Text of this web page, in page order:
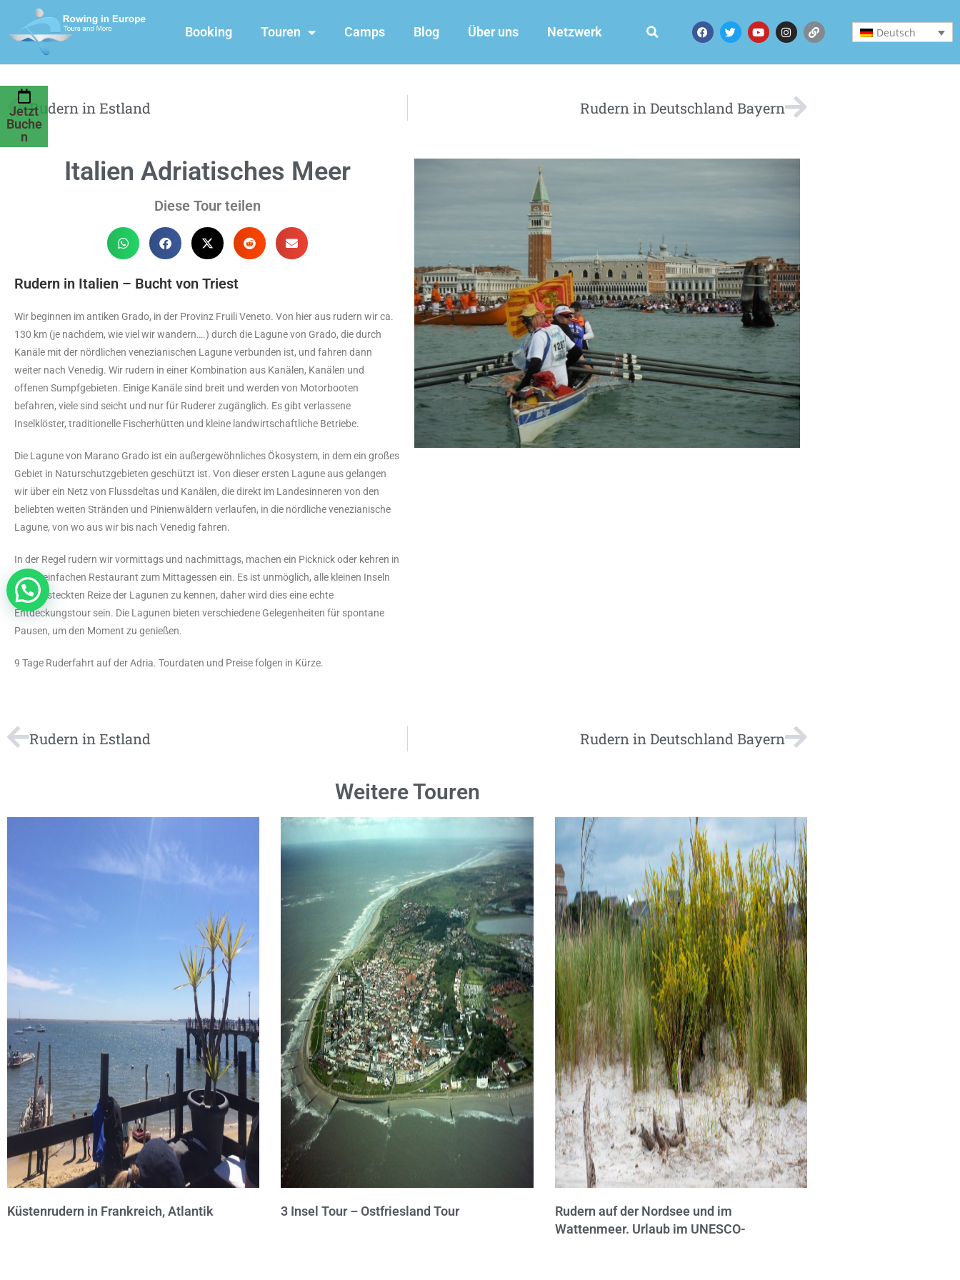
Booking Touren Camps Blog Über uns Netzwerk Deutsch
Jetzt
Buche
n
Rudern in Estland Rudern in Deutschland Bayern
Italien Adriatisches Meer
Diese Tour teilen
Rudern in Italien – Bucht von Triest
Wir beginnen im antiken Grado, in der Provinz Fruili Veneto. Von hier aus rudern wir ca.
130 km (je nachdem, wie viel wir wandern….) durch die Lagune von Grado, die durch
Kanäle mit der nördlichen venezianischen Lagune verbunden ist, und fahren dann
weiter nach Venedig. Wir rudern in einer Kombination aus Kanälen, Kanälen und
offenen Sumpfgebieten. Einige Kanäle sind breit und werden von Motorbooten
befahren, viele sind seicht und nur für Ruderer zugänglich. Es gibt verlassene
Inselklöster, traditionelle Fischerhütten und kleine landwirtschaftliche Betriebe.
Die Lagune von Marano Grado ist ein außergewöhnliches Ökosystem, in dem ein großes
Gebiet in Naturschutzgebieten geschützt ist. Von dieser ersten Lagune aus gelangen
wir über ein Netz von Flussdeltas und Kanälen, die direkt im Landesinneren von den
beliebten weiten Stränden und Pinienwäldern verlaufen, in die nördliche venezianische
Lagune, von wo aus wir bis nach Venedig fahren.
In der Regel rudern wir vormittags und nachmittags, machen ein Picknick oder kehren in
einem einfachen Restaurant zum Mittagessen ein. Es ist unmöglich, alle kleinen Inseln
und versteckten Reize der Lagunen zu kennen, daher wird dies eine echte
Entdeckungstour sein. Die Lagunen bieten verschiedene Gelegenheiten für spontane
Pausen, um den Moment zu genießen.
9 Tage Ruderfahrt auf der Adria. Tourdaten und Preise folgen in Kürze.
Rudern in Estland Rudern in Deutschland Bayern
Weitere Touren
Küstenrudern in Frankreich, Atlantik 3 Insel Tour – Ostfriesland Tour
Rudern auf der Nordsee und im
Wattenmeer. Urlaub im UNESCO-
Fragen, eine Tour buchen, Vorschläge?